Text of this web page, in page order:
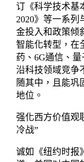
订《科学技术基
2020》等一系列
金投入和政策倾
智能化转型，在
药、6G通信、
沿科技领域竞争
随其中，且能巩
地位。
强化西方价值观
冷战”
诚如《纽约时报